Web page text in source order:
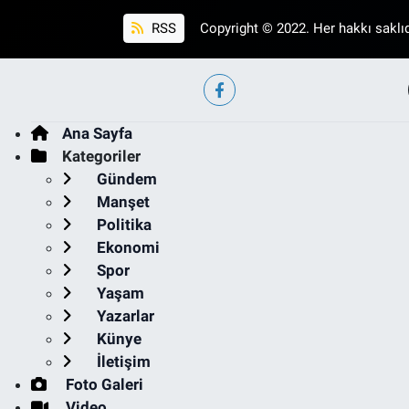
RSS Copyright © 2022. Her hakkı
Ana Sayfa
Kategoriler
Gündem
Manşet
Politika
Ekonomi
Spor
Yaşam
Yazarlar
Künye
İletişim
Foto Galeri